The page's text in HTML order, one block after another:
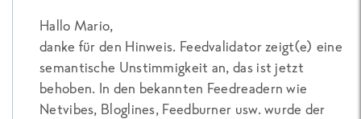
Hallo Mario,
danke für den Hinweis. Feedvalidator zeigt(e) eine
semantische Unstimmigkeit an, das ist jetzt
behoben. In den bekannten Feedreadern wie
Netvibes, Bloglines, Feedburner usw. wurde der